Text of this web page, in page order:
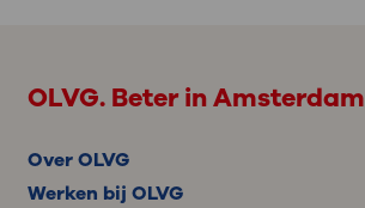
OLVG. Beter in Amsterdam
Over OLVG
Werken bij OLVG